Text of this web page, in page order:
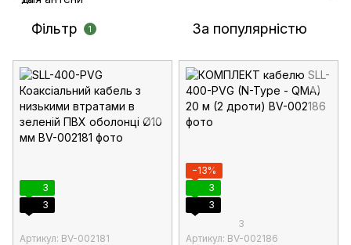
Фільтр 1 За популярністю
3
3
Артикул: BV-002181
−13%
3
3
3
Артикул: BV-002186